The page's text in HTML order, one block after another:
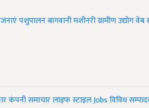
पशुपालनबागवानीमशीनरीग्रामीण उद्योगवेब
कंपनी समाचारलाइफ स्टाइलJobsविविध